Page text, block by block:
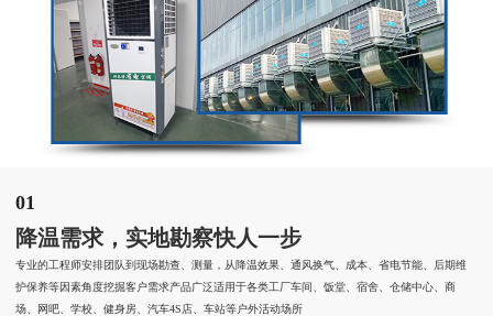
01
降温需求，实地勘察快人一步
专业的工程师安排团队到现场勘查、测量，从降温效果、通风换气、成本、省电节能、后期维
护保养等因素角度挖掘客户需求产品广泛适用于各类工厂车间、饭堂、宿舍、仓储中心、商
场、网吧、学校、健身房、汽车4S店、车站等户外活动场所